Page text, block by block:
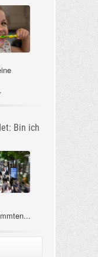
Bin ich